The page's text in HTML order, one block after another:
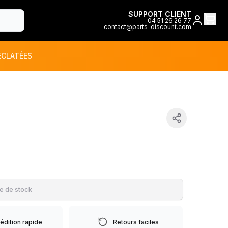
SUPPORT CLIENT
04 51 26 26 77
contact@parts-discount.com
de stock
rapide Retours faciles